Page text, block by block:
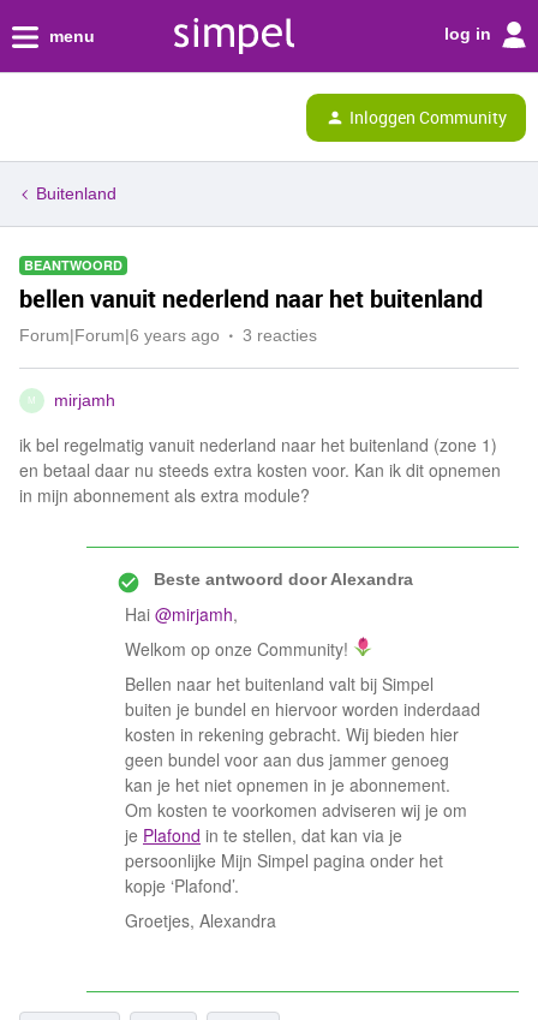
menu log in
Inloggen Community
Buitenland
BEANTWOORD
bellen vanuit nederlend naar het buitenland
Forum|Forum|6 years ago 3 reacties
M mirjamh
ik bel regelmatig vanuit nederland naar het buitenland (zone 1)
en betaal daar nu steeds extra kosten voor. Kan ik dit opnemen
in mijn abonnement als extra module?
Beste antwoord doorAlexandra
Hai @mirjamh,
Welkom op onze Community!
Bellen naar het buitenland valt bij Simpel
buiten je bundel en hiervoor worden inderdaad
kosten in rekening gebracht. Wij bieden hier
geen bundel voor aan dus jammer genoeg
kan je het niet opnemen in je abonnement.
Om kosten te voorkomen adviseren wij je om
je Plafond in te stellen, dat kan via je
persoonlijke Mijn Simpel pagina onder het
kopje ‘Plafond’.
Groetjes, Alexandra